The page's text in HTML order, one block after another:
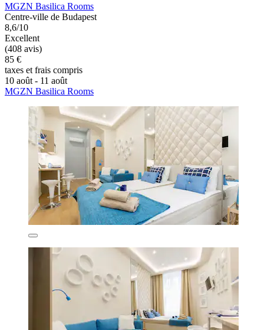
MGZN Basilica Rooms
Centre-ville de Budapest
8,6/10
Excellent
(408 avis)
85 €
taxes et frais compris
10 août - 11 août
MGZN Basilica Rooms